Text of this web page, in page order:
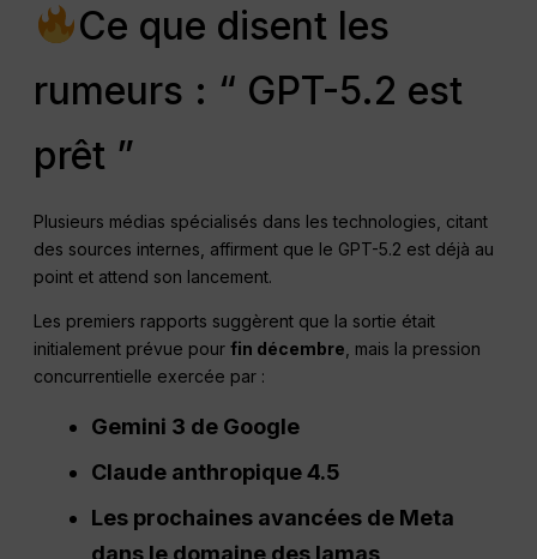
Ce que disent les
rumeurs : “ GPT-5.2 est
prêt ”
Plusieurs médias spécialisés dans les technologies, citant
des sources internes, affirment que le GPT-5.2 est déjà au
point et attend son lancement.
Les premiers rapports suggèrent que la sortie était
initialement prévue pourfin décembre , mais la pression
concurrentielle exercée par :
Gemini 3 de Google
Claude anthropique 4.5
Les prochaines avancées de Meta
dans le domaine des lamas